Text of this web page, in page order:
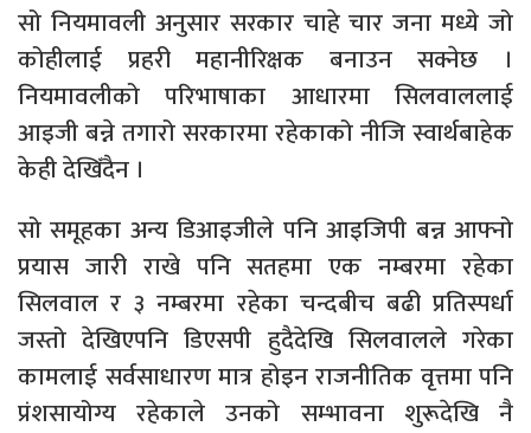
सो नियमावली अनुसार सरकार चाहे चार जना मध्ये जो
कोहीलाई प्रहरी महानीरिक्षक बनाउन सक्नेछ ।
नियमावलीको परिभाषाका आधारमा सिलवाललाई
आइजी बन्ने तगारो सरकारमा रहेकाको नीजि स्वार्थबाहेक
केही देखिँदैन ।
सो समूहका अन्य डिआइजीले पनि आइजिपी बन्न आफ्नो
प्रयास जारी राखे पनि सतहमा एक नम्बरमा रहेका
सिलवाल र ३ नम्बरमा रहेका चन्दबीच बढी प्रतिस्पर्धा
जस्तो देखिएपनि डिएसपी हुदैदेखि सिलवालले गरेका
कामलाई सर्वसाधारण मात्र होइन राजनीतिक वृत्तमा पनि
प्रंशसायोग्य रहेकाले उनको सम्भावना शुरूदेखि नै